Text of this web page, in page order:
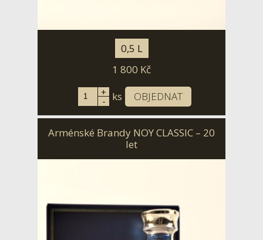
0,5 L
1 800 Kč
+
- ks OBJEDNAT
Arménské Brandy NOY CLASSIC – 20
let